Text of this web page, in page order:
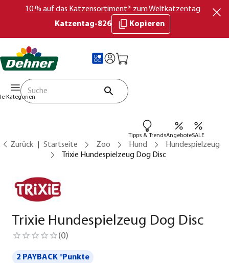
10 % auf das Katzensortiment* zum Weltkatzentag
Katzentag-826
Kopieren
Kategorien
Tipps & TrendsAngeboteSALE
Zurück Startseite Zoo Hund
Hundespielzeug
Trixie Hundespielzeug Dog Disc
Trixie Hundespielzeug Dog Disc
(0)
2 PAYBACK °Punkte